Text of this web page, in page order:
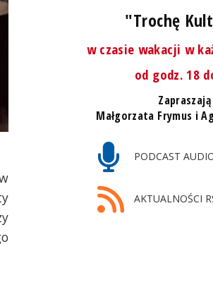
"Trochę
w czasie wakacji w
od godz. 18
Zapraszają
Małgorzata Frymus i
PODCAST
AKTUALNOŚCI